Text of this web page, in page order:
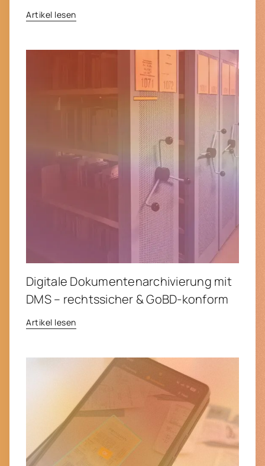
Artikel lesen
Digitale Dokumenten­archivierung mit
DMS – rechtssicher & GoBD-konform
Artikel lesen